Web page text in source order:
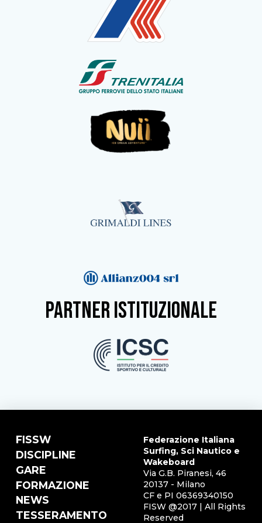
partner istituzionale
FISSW
DISCIPLINE
GARE
FORMAZIONE
NEWS
TESSERAMENTO
Federazione Italiana
Surfing, Sci Nautico e
Wakeboard
Via G.B. Piranesi, 46
20137 - Milano
CF e PI 06369340150
FISW @2017 | All Rights
Reserved